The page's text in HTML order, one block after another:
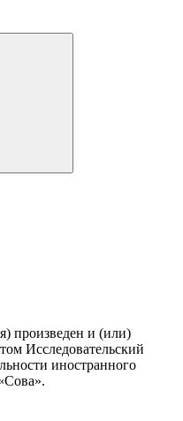
произведен и (или)
Исследовательский
иностранного